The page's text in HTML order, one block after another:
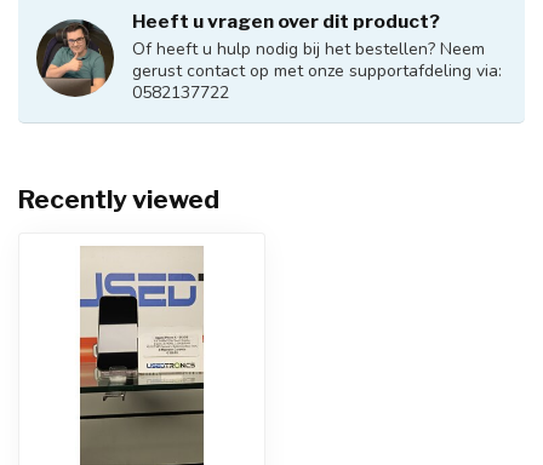
Heeft u vragen over dit product?
Of heeft u hulp nodig bij het bestellen? Neem
gerust contact op met onze supportafdeling via:
0582137722
Recently viewed